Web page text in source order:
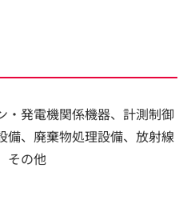
・発電機関係機器、計測制御
備、廃棄物処理設備、放射線
その他